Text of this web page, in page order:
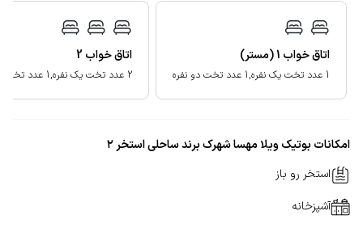
اتاق خواب 1(مستر)
1 عدد تخت یک نفره,1 عدد تخت دو نفره
اتاق خواب 2
2 عدد تخت یک نفره,1 عدد تخت دو نفره
امکانات بوتیک‌ ویلا مهسا شهرک برند ساحلی استخر ۲
استخر رو باز
آشپزخانه